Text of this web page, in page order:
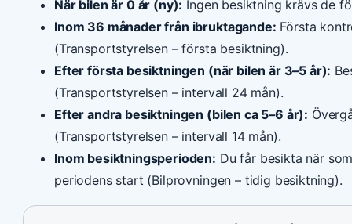
När bilen är 0 år (ny): Ingen besiktning krävs de
Inom 36 månader från ibruktagande: Första
(Transportstyrelsen – första besiktning).
Efter första besiktningen (när bilen är 3–5 år):
(Transportstyrelsen – intervall 24 mån).
Efter andra besiktningen (bilen ca 5–6 år):
(Transportstyrelsen – intervall 14 mån).
Inom besiktningsperioden: Du får besikta när
periodens start (Bilprovningen – tidig besiktning).